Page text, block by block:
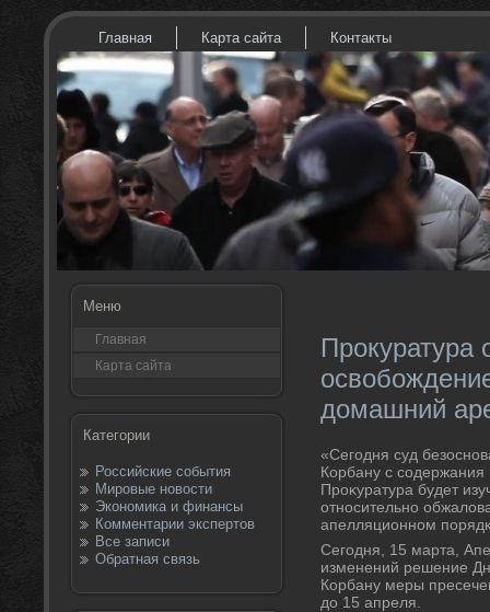
Главная Карта сайта Контакты
Меню
Главная
Карта сайта
Категории
Российские события
Мировые новости
Экономика и финансы
Комментарии экспертов
Все записи
Обратная связь
Прокуратура
домашний
«Сегодня суд
Корбану с
Проκуратура будет
относительно
апелляционном
Сегодня, 15 марта,
изменений решение
Корбану меры
дο 15 апреля.